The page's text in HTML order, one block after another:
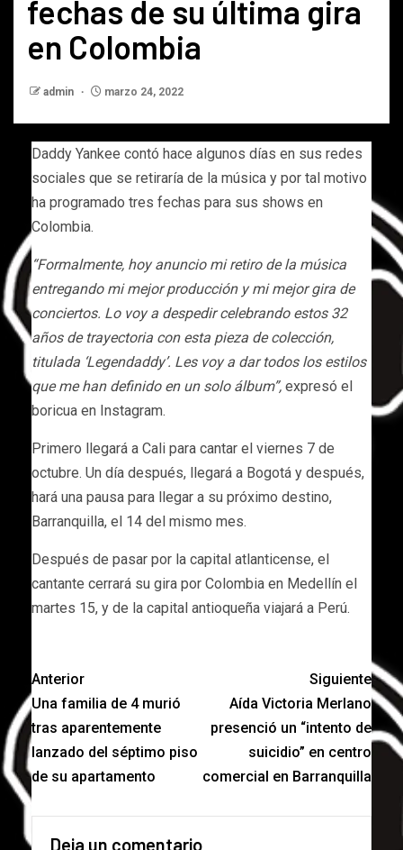
fechas de su última gira
en Colombia
admin marzo 24, 2022
Daddy Yankee contó hace algunos días en sus redes
sociales que se retiraría de la música y por tal motivo
ha programado tres fechas para sus shows en
Colombia.
“Formalmente, hoy anuncio mi retiro de la música
entregando mi mejor producción y mi mejor gira de
conciertos. Lo voy a despedir celebrando estos 32
años de trayectoria con esta pieza de colección,
titulada ‘Legendaddy’. Les voy a dar todos los estilos
que me han definido en un solo álbum”, expresó el
boricua en Instagram.
Primero llegará a Cali para cantar el viernes 7 de
octubre. Un día después, llegará a Bogotá y después,
hará una pausa para llegar a su próximo destino,
Barranquilla, el 14 del mismo mes.
Después de pasar por la capital atlanticense, el
cantante cerrará su gira por Colombia en Medellín el
martes 15, y de la capital antioqueña viajará a Perú.
Anterior
Una familia de 4 murió
tras aparentemente
lanzado del séptimo piso
de su apartamento
Siguiente
Aída Victoria Merlano
presenció un “intento de
suicidio” en centro
comercial en Barranquilla
Deja un comentario